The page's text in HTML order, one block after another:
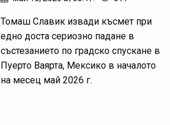
Томаш Славик извади късмет при
едно доста сериозно падане в
състезанието по градско спускане в
Пуерто Ваярта, Мексико в началото
на месец май 2026 г.